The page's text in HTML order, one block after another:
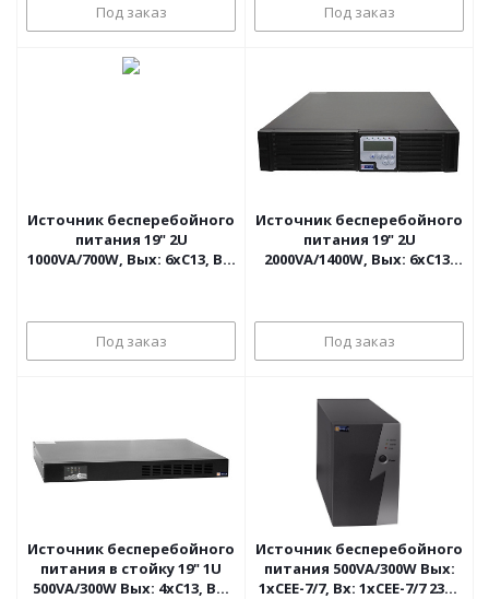
Под заказ Под заказ
Источник бесперебойного
питания 19" 2U
1000VA/700W, Вых: 6хC13, Вх:
Smart-UPS + рельсы
SURTRK2
Под заказ
Источник бесперебойного
питания 19" 2U
2000VA/1400W, Вых: 6хC13,
Monolith
Под заказ
Источник бесперебойного
питания в стойку 19" 1U
500VA/300W Вых: 4хC13, Вх:
Источник бесперебойного
питания 500VA/300W Вых:
1хCEE-7/7, Вх: 1хCEE-7/7 230V